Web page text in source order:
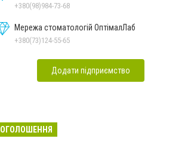
+380(98)984-73-68
Мережа стоматологій ОптімалЛаб
+380(73)124-55-65
Додати підприємство
ОГОЛОШЕННЯ